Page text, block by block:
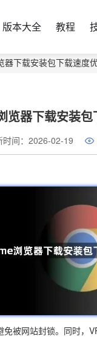
版本大全 教程
器下载安装包下载速度
览器下载安装
时间：2026-02-19
被网站封锁。同时，